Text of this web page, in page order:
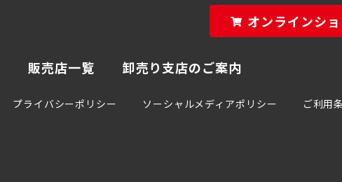
販売店一覧 卸売り支店のご案内
オンラインシ
プライバシーポリシー ソーシャルメディアポリシー ご利用